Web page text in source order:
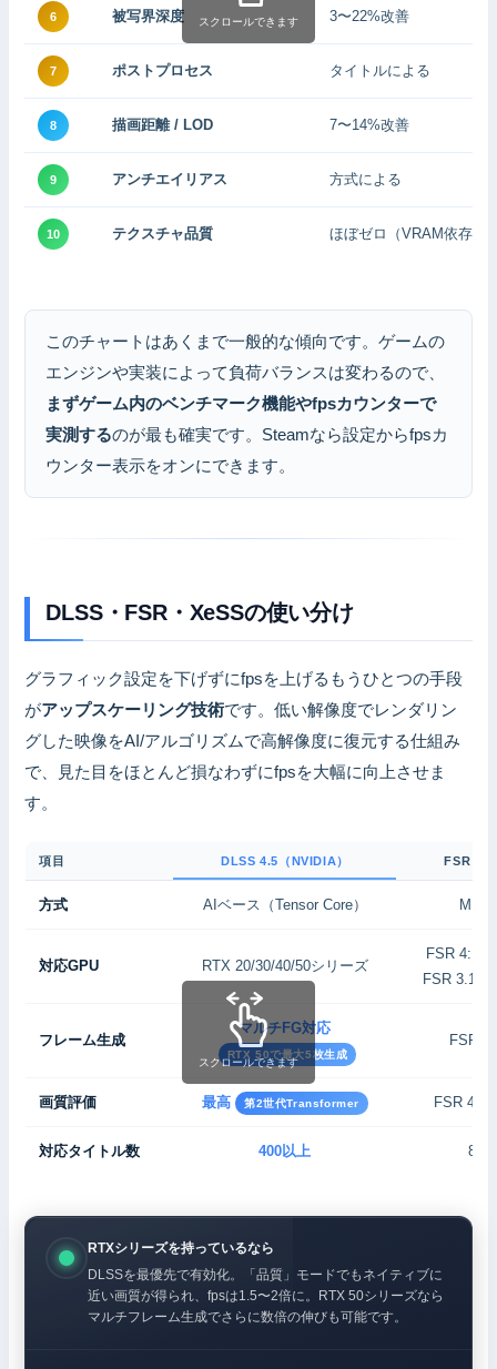
6 被写界深度 3〜22%改善
7 ポストプロセス タイトルによる
8 描画距離 / LOD 7〜14%改善
9 アンチエイリアス 方式による
10 テクスチャ品質 ほぼゼロ（VRAM依存）
スクロールできます
このチャートはあくまで一般的な傾向です。ゲームの
エンジンや実装によって負荷バランスは変わるので、
まずゲーム内のベンチマーク機能やfpsカウンターで
実測するのが最も確実です。Steamなら設定からfpsカ
ウンター表示をオンにできます。
DLSS・FSR・XeSSの使い分け
グラフィック設定を下げずにfpsを上げるもうひとつの手段
がアップスケーリング技術です。低い解像度でレンダリン
グした映像をAI/アルゴリズムで高解像度に復元する仕組み
で、見た目をほとんど損なわずにfpsを大幅に向上させま
す。
項目 DLSS 4.5（NVIDIA） FSR 4
方式 AIベース（Tensor Core） ML
対応GPU RTX 20/30/40/50シリーズ
FSR 4:
FSR 3.1以
フレーム生成
マルチFG対応
RTX 50で最大5枚生成
FSR
画質評価 最高 第2世代Transformer FSR 4で
対応タイトル数 400以上 85
スクロールできます
RTXシリーズを持っているなら
DLSSを最優先で有効化。「品質」モードでもネイティブに
近い画質が得られ、fpsは1.5〜2倍に。RTX 50シリーズなら
マルチフレーム生成でさらに数倍の伸びも可能です。